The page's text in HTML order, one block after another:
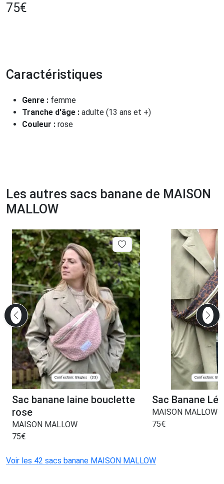
75€
Caractéristiques
Genre : femme
Tranche d'âge : adulte (13 ans et +)
Couleur : rose
Les autres sacs banane de MAISON
MALLOW
Confection: Bègles (33)
Sac banane laine bouclette
rose
MAISON MALLOW
75€
Confection:
Sac Banane
MAISON MALLOW
75€
Voir les 42 sacs banane MAISON MALLOW